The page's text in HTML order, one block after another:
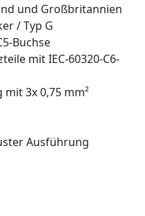
und Großbritannien
/ Typ G
Buchse
mit IEC-60320-C6-
3x 0,75 mm²
Ausführung